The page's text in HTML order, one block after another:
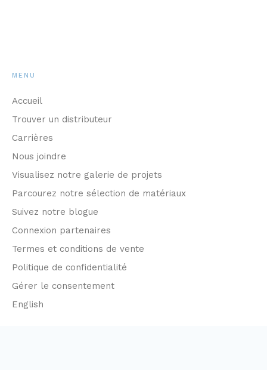
MENU
Accueil
Trouver un distributeur
Carrières
Nous joindre
Visualisez notre galerie de projets
Parcourez notre sélection de matériaux
Suivez notre blogue
Connexion partenaires
Termes et conditions de vente
Politique de confidentialité
Gérer le consentement
English